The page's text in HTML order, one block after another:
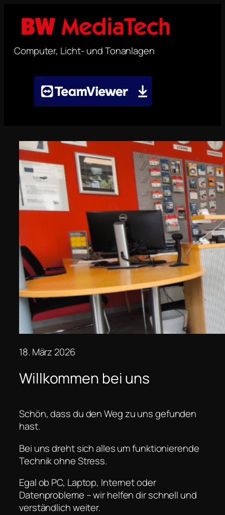
Computer, Licht- und Tonanlagen
18. März 2026
Willkommen bei uns
Schön, dass du den Weg zu uns gefunden
hast.
Bei uns dreht sich alles um funktionierende
Technik ohne Stress.
Egal ob PC, Laptop, Internet oder
Datenprobleme – wir helfen dir schnell und
verständlich weiter.